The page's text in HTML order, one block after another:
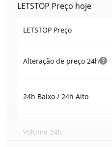
LETSTOP Preço hoje
LETSTOP Preço
Alteração de preço 24h
24h Baixo / 24h Alto
Volume 24h